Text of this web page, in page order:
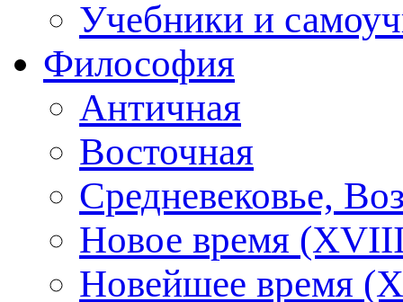
Учебники и
Философия
Античная
Восточная
Средневековье,
Новое время
Новейшее время